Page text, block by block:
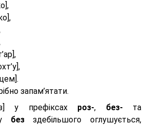
запам’ятати.
у префіксах роз-, без- та
безздебільшого оглушується,